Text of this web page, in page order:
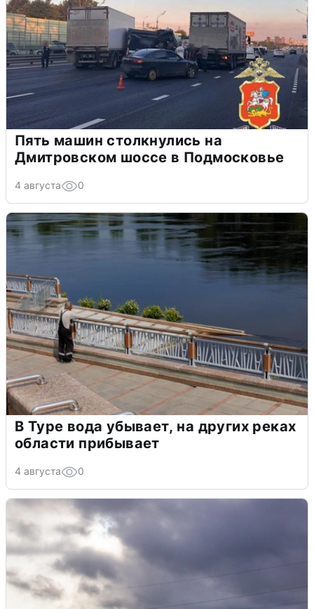
Пять машин столкнулись на
Дмитровском шоссе в Подмосковье
4 августа 0
В Туре вода убывает, на других реках
области прибывает
4 августа 0